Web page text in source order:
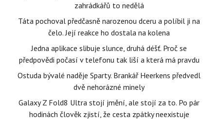
zahrádkářů to nedělá
Táta pochoval předčasně narozenou dceru a políbil ji na
čelo. Její reakce ho dostala na kolena
Jedna aplikace slibuje slunce, druhá déšť. Proč se
předpovědi počasí v telefonu tak liší a která má pravdu
Ostuda bývalé naděje Sparty. Brankář Heerkens předvedl
dvě nehorázné minely
Galaxy Z Fold8 Ultra stojí jmění, ale stojí za to. Po pár
hodinách člověk zjistí, že cesta zpátky neexistuje